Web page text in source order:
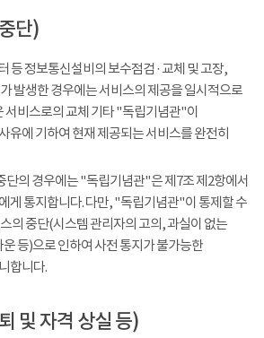
단)
등 정보통신설비의 보수점검 · 교체 및 고장,
발생한 경우에는 서비스의 제공을 일시적으로
서비스로의 교체 기타 "독립기념관"이
유에 기하여 현재 제공되는 서비스를 완전히
단의 경우에는 "독립기념관"은 제7조 제2항에서
게 통지합니다. 다만, "독립기념관"이 통제할 수
의 중단(시스템 관리자의 고의, 과실이 없는
등)으로 인하여 사전 통지가 불가능한
합니다.
및 자격 상실 등)